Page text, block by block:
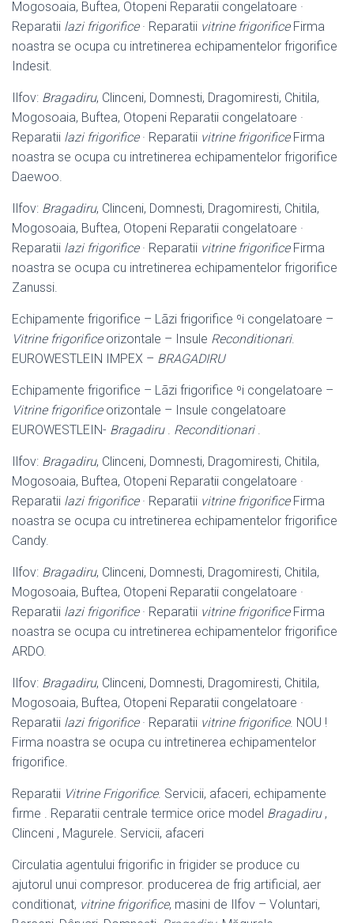
Mogosoaia, Buftea, Otopeni Reparatii congelatoare ·
Reparatii lazi frigorifice· Reparatii vitrine frigorificeFirma
noastra se ocupa cu intretinerea echipamentelor frigorifice
Indesit.
Ilfov: Bragadiru, Clinceni, Domnesti, Dragomiresti, Chitila,
Mogosoaia, Buftea, Otopeni Reparatii congelatoare ·
Reparatii lazi frigorifice· Reparatii vitrine frigorificeFirma
noastra se ocupa cu intretinerea echipamentelor frigorifice
Daewoo.
Ilfov: Bragadiru, Clinceni, Domnesti, Dragomiresti, Chitila,
Mogosoaia, Buftea, Otopeni Reparatii congelatoare ·
Reparatii lazi frigorifice· Reparatii vitrine frigorificeFirma
noastra se ocupa cu intretinerea echipamentelor frigorifice
Zanussi.
Echipamente frigorifice – Lãzi frigorifice ºi congelatoare –
Vitrine frigorificeorizontale – Insule Reconditionari.
EUROWESTLEIN IMPEX – BRAGADIRU
Echipamente frigorifice – Lãzi frigorifice ºi congelatoare –
Vitrine frigorificeorizontale – Insule congelatoare
EUROWESTLEIN- Bragadiru. Reconditionari.
Ilfov: Bragadiru, Clinceni, Domnesti, Dragomiresti, Chitila,
Mogosoaia, Buftea, Otopeni Reparatii congelatoare ·
Reparatii lazi frigorifice· Reparatii vitrine frigorificeFirma
noastra se ocupa cu intretinerea echipamentelor frigorifice
Candy.
Ilfov: Bragadiru, Clinceni, Domnesti, Dragomiresti, Chitila,
Mogosoaia, Buftea, Otopeni Reparatii congelatoare ·
Reparatii lazi frigorifice· Reparatii vitrine frigorificeFirma
noastra se ocupa cu intretinerea echipamentelor frigorifice
ARDO.
Ilfov: Bragadiru, Clinceni, Domnesti, Dragomiresti, Chitila,
Mogosoaia, Buftea, Otopeni Reparatii congelatoare ·
Reparatii lazi frigorifice· Reparatii vitrine frigorifice. NOU !
Firma noastra se ocupa cu intretinerea echipamentelor
frigorifice.
Reparatii Vitrine Frigorifice. Servicii, afaceri, echipamente
firme . Reparatii centrale termice orice model Bragadiru,
Clinceni , Magurele. Servicii, afaceri
Circulatia agentului frigorific in frigider se produce cu
ajutorul unui compresor. producerea de frig artificial, aer
conditionat, vitrine frigorifice, masini de Ilfov – Voluntari,